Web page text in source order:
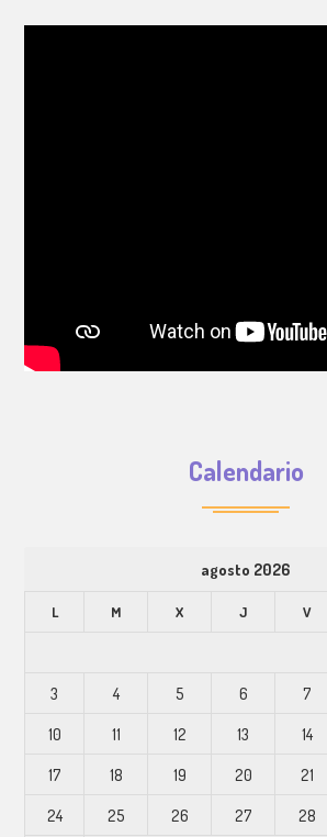
Calendario
agosto 2026
L M X J V
3 4 5 6 7
10 11 12 13 14
17 18 19 20 21
24 25 26 27 28